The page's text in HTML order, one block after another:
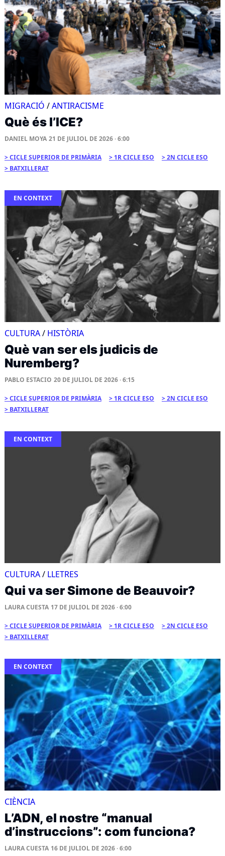
MIGRACIÓ /ANTIRACISME
Què és l’ICE?
DANIEL MOYA 21 DE JULIOL DE 2026 · 6:00
CICLE SUPERIOR DE PRIMÀRIA 1R CICLE ESO
2N CICLE ESO
BATXILLERAT
EN CONTEXT
CULTURA/ HISTÒRIA
Què van ser els judicis de
Nuremberg?
PABLO ESTACIO 20 DE JULIOL DE 2026 · 6:15
CICLE SUPERIOR DE PRIMÀRIA 1R CICLE ESO
2N CICLE ESO
BATXILLERAT
EN CONTEXT
CULTURA/ LLETRES
Qui va ser Simone de Beauvoir?
LAURA CUESTA 17 DE JULIOL DE 2026 · 6:00
CICLE SUPERIOR DE PRIMÀRIA 1R CICLE ESO
2N CICLE ESO
BATXILLERAT
EN CONTEXT
CIÈNCIA
L’ADN, el nostre “manual
d’instruccions”: com funciona?
LAURA CUESTA 16 DE JULIOL DE 2026 · 6:00